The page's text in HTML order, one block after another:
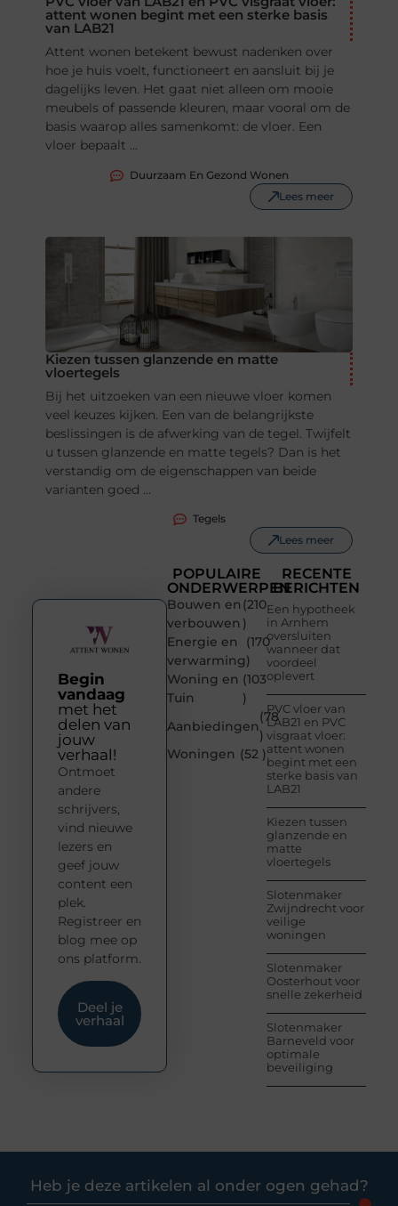
attent wonen begint met een sterke basis
van LAB21
Attent wonen betekent bewust nadenken over
hoe je huis voelt, functioneert en aansluit bij je
dagelijks leven. Het gaat niet alleen om mooie
meubels of passende kleuren, maar vooral om de
basis waarop alles samenkomt: de vloer. Een
vloer bepaalt ...
Duurzaam En Gezond Wonen
Lees meer
Kiezen tussen glanzende en matte
vloertegels
Bij het uitzoeken van een nieuwe vloer komen
veel keuzes kijken. Een van de belangrijkste
beslissingen is de afwerking van de tegel. Twijfelt
u tussen glanzende en matte tegels? Dan is het
verstandig om de eigenschappen van beide
varianten goed ...
Tegels
Lees meer
POPULAIRE
ONDERWERPEN
Bouwen en
verbouwen
(210
)
Energie en
verwarming
(170
)
Woning en
Tuin
(103
)
Aanbiedingen
(78
)
Woningen (52 )
RECENTE
BERICHTEN
Een hypotheek
in Arnhem
oversluiten
wanneer dat
voordeel
oplevert
PVC vloer van
LAB21 en PVC
visgraat vloer:
attent wonen
begint met een
sterke basis van
LAB21
Kiezen tussen
glanzende en
matte
vloertegels
Slotenmaker
Zwijndrecht voor
veilige
woningen
Slotenmaker
Oosterhout voor
snelle zekerheid
Slotenmaker
Barneveld voor
optimale
beveiliging
Begin
vandaag
met het
delen van
jouw
verhaal!
Ontmoet
andere
schrijvers,
vind nieuwe
lezers en
geef jouw
content een
plek.
Registreer en
blog mee op
ons platform.
Deel je
verhaal
Heb je deze artikelen al onder ogen gehad?